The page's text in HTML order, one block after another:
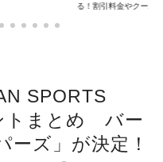
る！割引料金やクーポ...
SPORTS
トまとめ バー
ーズ」が決定！